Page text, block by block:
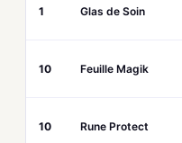
1 Glas de Soin
10 Feuille Magik
10 Rune Protect